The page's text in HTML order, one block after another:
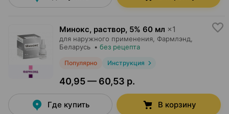
Минокс, раствор, 5% 60 мл ×1
для наружного применения, Фармлэнд
Беларусь • без рецепта
Популярно Инструкция
40,95 — 60,53 р.
Где купить В корзину